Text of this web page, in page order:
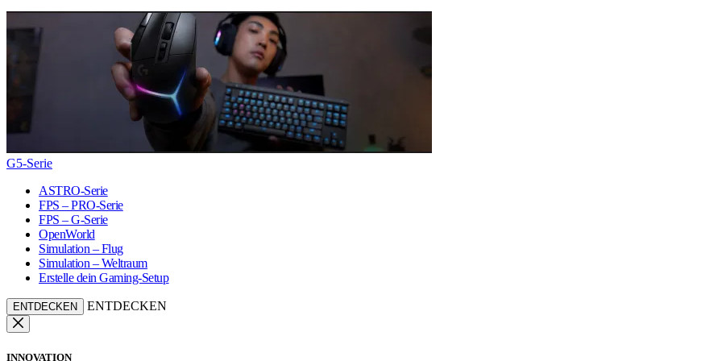
G5-Serie
ASTRO-Serie
FPS – PRO-Serie
FPS – G-Serie
OpenWorld
Simulation – Flug
Simulation – Weltraum
Erstelle dein Gaming-Setup
ENTDECKEN ENTDECKEN
INNOVATION